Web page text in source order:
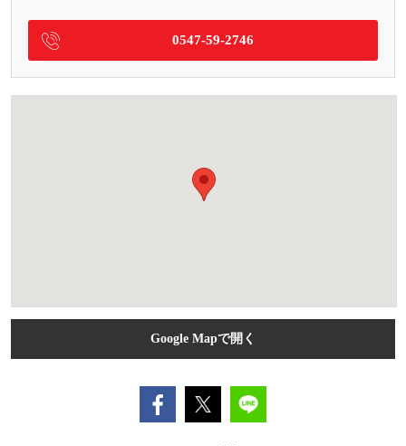
0547-59-2746
Google Mapで開く